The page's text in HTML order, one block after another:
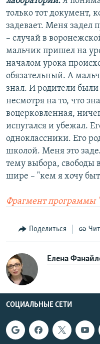
только тот документ,
задевает. Меня задел
– случай в
мальчик пришел на
началом урока
обязательный. А
знал. И родители
несмотря на то, что
воцерковленная,
испугался и убежал.
одноклассники. Его
школой. Меня это
тему выбора, свободы
шире – "кем я хочу
Фрагмент программы
Поделиться
Елена
СОЦИАЛЬНЫЕ СЕТИ